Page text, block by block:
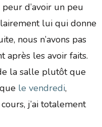
d’avoir un peu
lui qui donne
nous n’avons pas
après les avoir faits.
la salle plutôt que
le vendredi,
j’ai totalement